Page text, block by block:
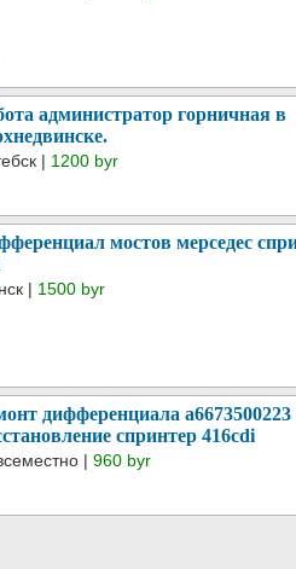
администратор горничная в
| 1200 byr
мостов мерседес
| 1500 byr
дифференциала a6673500223
спринтер 416cdi
| 960 byr